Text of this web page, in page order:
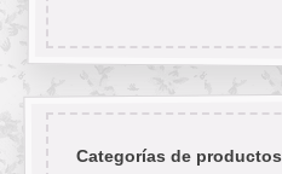
Categorías de productos